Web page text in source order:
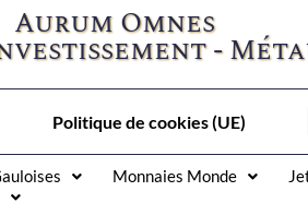
Aurum Omnes
-
Politique de cookies (UE)
Monnaies Monde